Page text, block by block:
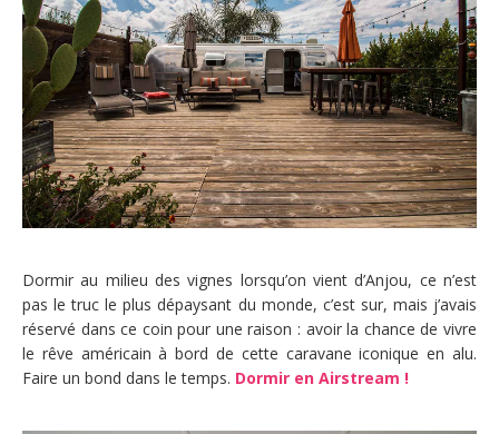
Dormir au milieu des vignes lorsqu’on vient d’Anjou, ce n’est
pas le truc le plus dépaysant du monde, c’est sur, mais j’avais
réservé dans ce coin pour une raison : avoir la chance de vivre
le rêve américain à bord de cette caravane iconique en alu.
Faire un bond dans le temps. Dormir en Airstream !